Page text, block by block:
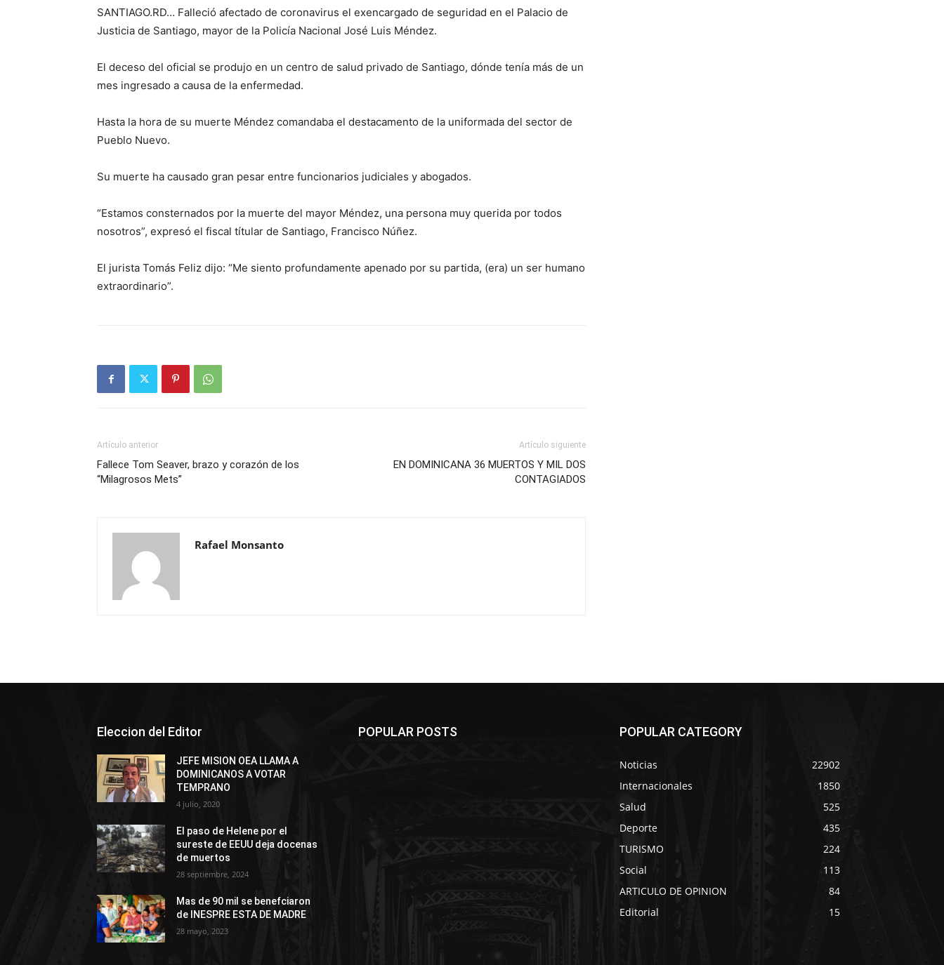
SANTIAGO.RD… Falleció afectado de coronavirus el exencargado de seguridad en el Palacio de
Justicia de Santiago, mayor de la Policía Nacional José Luis Méndez.
El deceso del oficial se produjo en un centro de salud privado de Santiago, dónde tenía más de un
mes ingresado a causa de la enfermedad.
Hasta la hora de su muerte Méndez comandaba el destacamento de la uniformada del sector de
Pueblo Nuevo.
Su muerte ha causado gran pesar entre funcionarios judiciales y abogados.
“Estamos consternados por la muerte del mayor Méndez, una persona muy querida por todos
nosotros”, expresó el fiscal títular de Santiago, Francisco Núñez.
El jurista Tomás Feliz dijo: “Me siento profundamente apenado por su partida, (era) un ser humano
extraordinario”.
Artículo anterior
Fallece Tom Seaver, brazo y corazón de los
“Milagrosos Mets”
Artículo siguiente
EN DOMINICANA 36 MUERTOS Y MIL DOS
CONTAGIADOS
Rafael Monsanto
Eleccion del Editor
JEFE MISION OEA LLAMA A
DOMINICANOS A VOTAR
TEMPRANO
4 julio, 2020
El paso de Helene por el
sureste de EEUU deja docenas
de muertos
28 septiembre, 2024
Mas de 90 mil se benefciaron
de INESPRE ESTA DE MADRE
28 mayo, 2023
POPULAR POSTS POPULAR CATEGORY
Noticias
22902
Internacionales
1850
Salud
525
Deporte
435
TURISMO
224
Social
113
ARTICULO DE OPINION
84
Editorial
15